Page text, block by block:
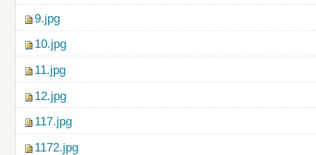
9.jpg
10.jpg
11.jpg
12.jpg
117.jpg
1172.jpg